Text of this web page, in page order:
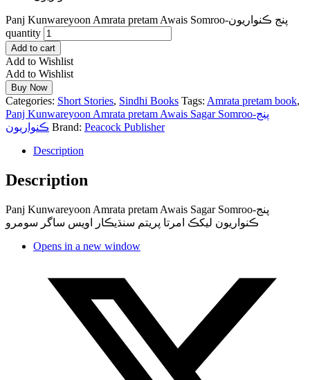
Panj Kunwareyoon Amrata pretam Awais Somroo-پنج ڪنواريون
quantity
Add to cart
Add to Wishlist
Add to Wishlist
Buy Now
Categories: Short Stories, Sindhi Books Tags: Amrata pretam book,
Panj Kunwareyoon Amrata pretam Awais Sagar Somroo-پنج
ڪنواريون Brand: Peacock Publisher
Description
Description
Panj Kunwareyoon Amrata pretam Awais Sagar Somroo-پنج
ڪنواريون ليکڪ امرتا پريتم سنڌيڪار اويس ساگر سومرو
Opens in a new window